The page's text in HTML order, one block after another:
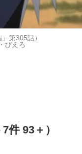
第305話）
ぴえろ
93＋）